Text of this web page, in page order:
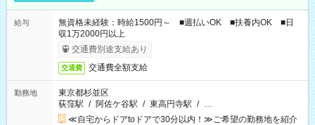
給与
無資格未経験：時給1500円～ ■週払いOK ■扶養内OK ■日
収1万2000円以上
交通費別途支給あり
交通費 交通費全額支給
勤務地
東京都杉並区
荻窪駅 / 阿佐ケ谷駅 / 東高円寺駅 / …
≪自宅からドアtoドアで30分以内！≫ご希望の勤務地を紹介